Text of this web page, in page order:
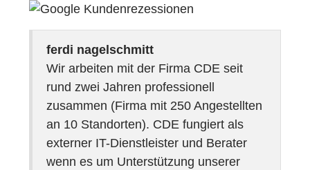
ferdi nagelschmitt
Wir arbeiten mit der Firma CDE seit
rund zwei Jahren professionell
zusammen (Firma mit 250 Angestellten
an 10 Standorten). CDE fungiert als
externer IT-Dienstleister und Berater
wenn es um Unterstützung unserer